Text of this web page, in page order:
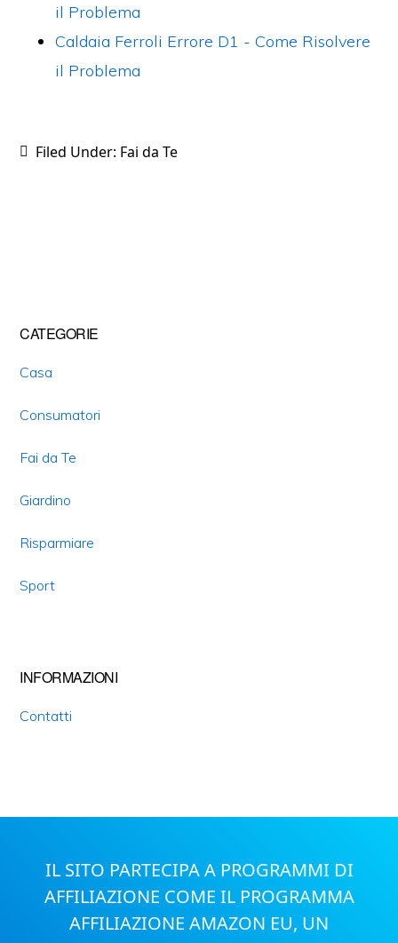
il Problema​
Caldaia Ferroli Errore D1 - Come Risolvere
il Problema​
Filed Under: Fai da Te
Primary
Sidebar
CATEGORIE
Casa
Consumatori
Fai da Te
Giardino
Risparmiare
Sport
INFORMAZIONI
Contatti
IL SITO PARTECIPA A PROGRAMMI DI
AFFILIAZIONE COME IL PROGRAMMA
AFFILIAZIONE AMAZON EU, UN